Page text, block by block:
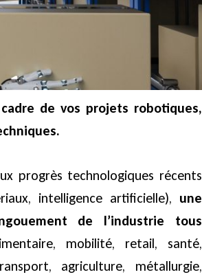
de vos projets robotiques,
progrès technologiques récents
intelligence artificielle), une
de l’industrie tous
mobilité, retail, santé,
agriculture, métallurgie,